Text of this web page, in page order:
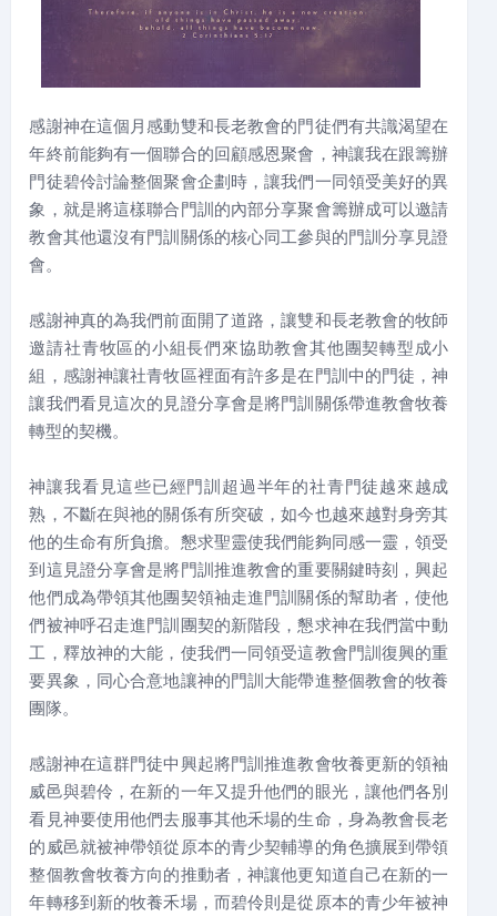
感謝神在這個月感動雙和長老教會的門徒們有共識渴望在
年終前能夠有一個聯合的回顧感恩聚會，神讓我在跟籌辦
門徒碧伶討論整個聚會企劃時，讓我們一同領受美好的異
象，就是將這樣聯合門訓的內部分享聚會籌辦成可以邀請
教會其他還沒有門訓關係的核心同工參與的門訓分享見證
會。
感謝神真的為我們前面開了道路，讓雙和長老教會的牧師
邀請社青牧區的小組長們來協助教會其他團契轉型成小
組，感謝神讓社青牧區裡面有許多是在門訓中的門徒，神
讓我們看見這次的見證分享會是將門訓關係帶進教會牧養
轉型的契機。
神讓我看見這些已經門訓超過半年的社青門徒越來越成
熟，不斷在與祂的關係有所突破，如今也越來越對身旁其
他的生命有所負擔。懇求聖靈使我們能夠同感一靈，領受
到這見證分享會是將門訓推進教會的重要關鍵時刻，興起
他們成為帶領其他團契領袖走進門訓關係的幫助者，使他
們被神呼召走進門訓團契的新階段，懇求神在我們當中動
工，釋放神的大能，使我們一同領受這教會門訓復興的重
要異象，同心合意地讓神的門訓大能帶進整個教會的牧養
團隊。
感謝神在這群門徒中興起將門訓推進教會牧養更新的領袖
威邑與碧伶，在新的一年又提升他們的眼光，讓他們各別
看見神要使用他們去服事其他禾場的生命，身為教會長老
的威邑就被神帶領從原本的青少契輔導的角色擴展到帶領
整個教會牧養方向的推動者，神讓他更知道自己在新的一
年轉移到新的牧養禾場，而碧伶則是從原本的青少年被神